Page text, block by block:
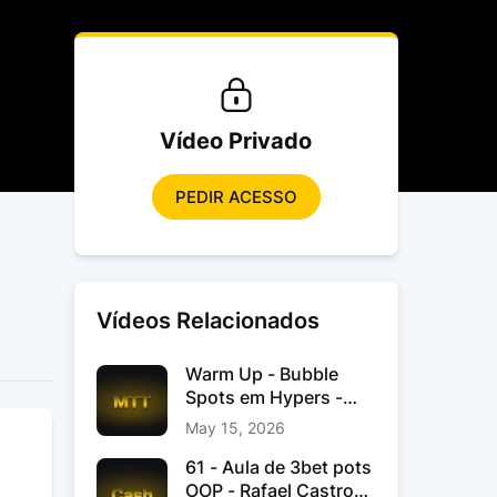
Vídeo Privado
PEDIR ACESSO
Vídeos Relacionados
Warm Up - Bubble
Spots em Hypers -
João “JoaoChef“
Branco
May 15, 2026
61 - Aula de 3bet pots
OOP - Rafael Castro